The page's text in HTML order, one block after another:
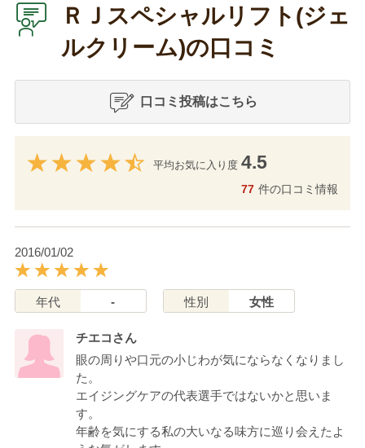
ＲＪスペシャルリフト(ジェ
ルクリーム)の口コミ
口コミ投稿はこちら
平均お気に入り度 4.5
77 件の口コミ情報
2016/01/02
年代 - 性別 女性
チエコさん
眼の周りや口元の小じわが気にならなくなりまし
た。
エイジングケアの代表選手ではないかと思いま
す。
年齢を気にする私の大いなる味方に巡り会えたよ